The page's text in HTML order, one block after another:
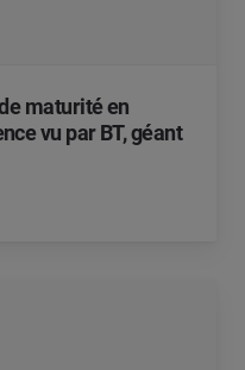
maturité en
vu par BT, géant